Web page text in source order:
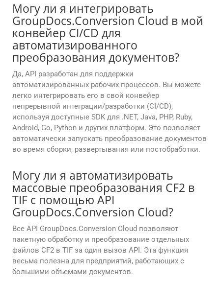
Могу ли я интегрировать
GroupDocs.Conversion Cloud в мой
конвейер CI/CD для
автоматизированного
преобразования документов?
Да, API разработан для поддержки
автоматизированных рабочих процессов. Вы можете
легко интегрировать его в свой конвейер
непрерывной интеграции/разработки (CI/CD),
используя доступные SDK для .NET, Java, PHP, Ruby,
Android, Go, Python и других платформ. Это позволяет
автоматически запускать преобразование документов
во время сборки, развертывания или постобработки.
Могу ли я автоматизировать
массовые преобразования CF2 в
TIF с помощью API
GroupDocs.Conversion Cloud?
Все API GroupDocs.Conversion Cloud позволяют
пакетную обработку и преобразование отдельных
файлов CF2 в TIF за один вызов API. Эта функция
весьма полезна для предприятий, работающих с
большими объемами документов.